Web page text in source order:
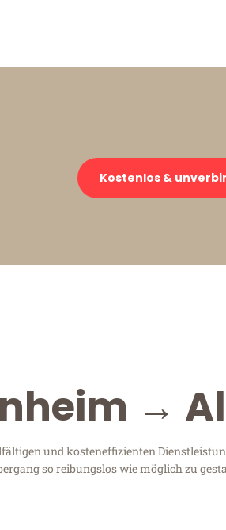
Kostenlos &
→
und kosteneffizienten
so reibungslos wie möglich zu